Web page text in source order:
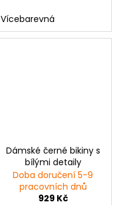
Vícebarevná
Dámské černé bikiny s
bílými detaily
Doba doručení 5-9
pracovních dnů
929 Kč